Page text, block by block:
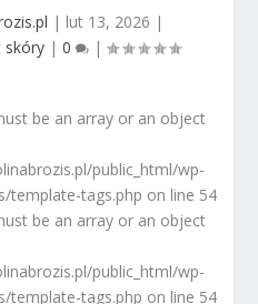
| lut 13, 2026 |
skóry | 0 |
be an array or an object
public_html/wp-
template-tags.php on line 54
be an array or an object
public_html/wp-
template-tags.php on line 54